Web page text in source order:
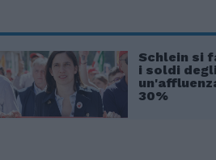
Schlein si
i soldi
30%